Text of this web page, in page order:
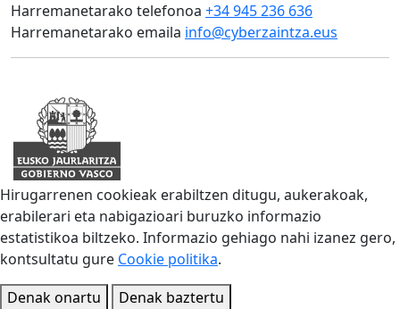
Harremanetarako telefonoa +34 945 236 636
Harremanetarako emaila info@cyberzaintza.eus
Hirugarrenen cookieak erabiltzen ditugu, aukerakoak,
erabilerari eta nabigazioari buruzko informazio
estatistikoa biltzeko. Informazio gehiago nahi izanez gero,
kontsultatu gure Cookie politika.
Denak onartu
Denak baztertu